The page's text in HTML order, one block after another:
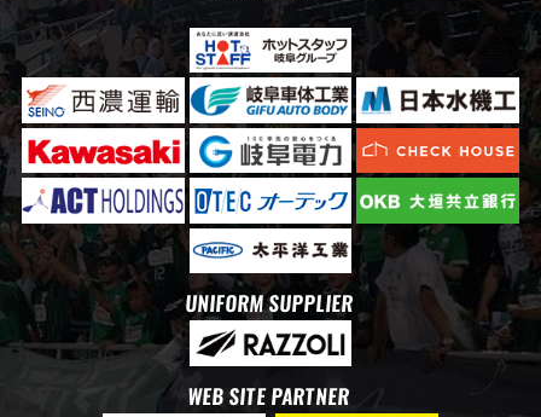
UNIFORM SUPPLIER
WEB SITE PARTNER